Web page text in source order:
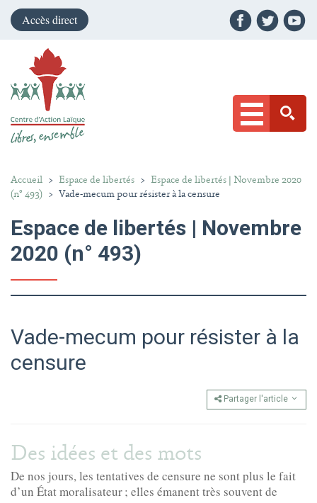
Accès direct
Accueil > Espace de libertés > Espace de libertés | Novembre 2020
(n° 493) > Vade-mecum pour résister à la censure
Espace de libertés | Novembre
2020 (n° 493)
Vade-mecum pour résister à la
censure
Partager l'article
Des idées et des mots
De nos jours, les tentatives de censure ne sont plus le fait
d’un État moralisateur ; elles émanent très souvent de